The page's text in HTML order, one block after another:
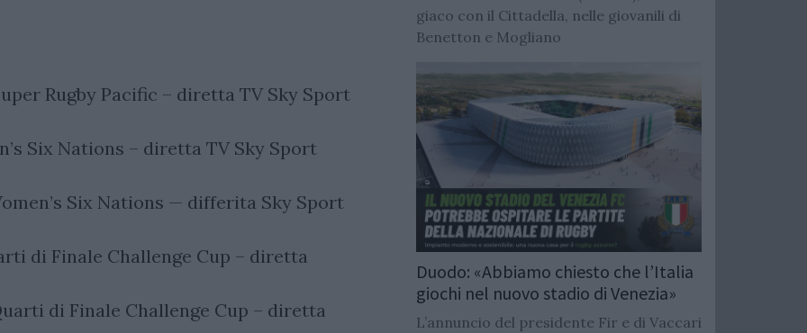
Rugby Pacific – diretta TV Sky Sport
Six Nations – diretta TV Sky Sport
Six Nations — differita Sky Sport
di Finale Challenge Cup – diretta
di Finale Challenge Cup – diretta
giaco con il Cittadella, nelle giovanili di
Benetton e Mogliano
Duodo: «Abbiamo chiesto che l’Italia
giochi nel nuovo stadio di Venezia»
L’annuncio del presidente Fir e di Vaccari